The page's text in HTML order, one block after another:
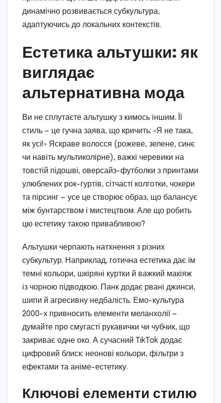
динамічно розвивається субкультура,
адаптуючись до локальних контекстів.
Естетика альтушки: як
виглядає
альтернативна мода
Ви не сплутаєте альтушку з кимось іншим. Її
стиль — це гучна заява, що кричить: «Я не така,
як усі!» Яскраве волосся (рожеве, зелене, синє
чи навіть мультиколірне), важкі черевики на
товстій підошві, оверсайз-футболки з принтами
улюблених рок-гуртів, сітчасті колготки, чокери
та пірсинг — усе це створює образ, що балансує
між бунтарством і мистецтвом. Але що робить
цю естетику такою привабливою?
Альтушки черпають натхнення з різних
субкультур. Наприклад, готична естетика дає їм
темні кольори, шкіряні куртки й важкий макіяж
із чорною підводкою. Панк додає рвані джинси,
шипи й агресивну недбалість. Емо-культура
2000-х привносить елементи меланхолії —
думайте про смугасті рукавички чи чубчик, що
закриває одне око. А сучасний TikTok додає
цифровий блиск: неонові кольори, фільтри з
ефектами та аніме-естетику.
Ключові елементи стилю